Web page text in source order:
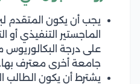
يجب أن يكون المتقدم
الماجستير التنفيذي
على درجة
جامعة أخرى معترف بها.
يشترط أن يكون الطالب